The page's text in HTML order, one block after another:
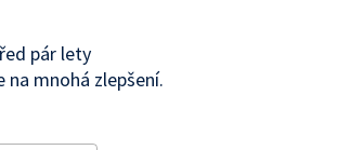
pár lety
na mnohá zlepšení.